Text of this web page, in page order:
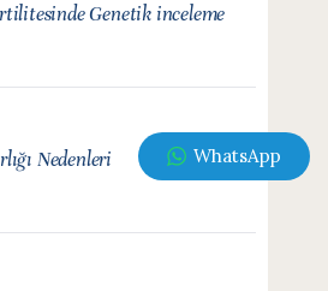
Genetik inceleme
Nedenleri WhatsApp